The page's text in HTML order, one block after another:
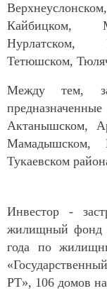
Кайбицком,
Нурлатском,
Тетюшском,
Между тем,
Актанышском,
Мамадышском,
Тукаевском
Инвестор -
жилищный фонд
года по
РТ», 106 домов